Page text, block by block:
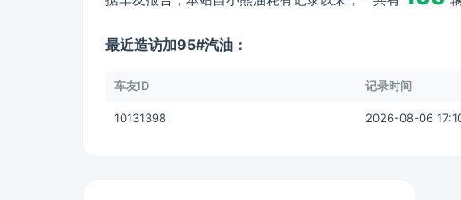
最近造访加95#汽油：
车友ID 记录时间
10131398 2026-08-06